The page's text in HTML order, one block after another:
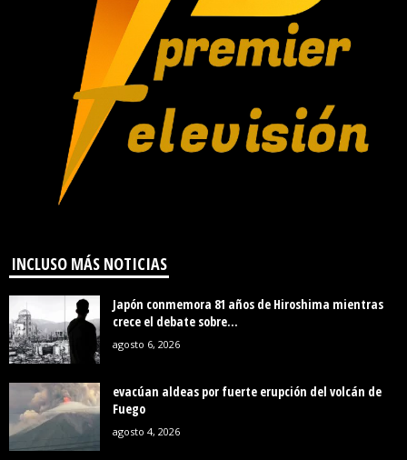
INCLUSO MÁS NOTICIAS
Japón conmemora 81 años de Hiroshima mientras
crece el debate sobre...
agosto 6, 2026
evacúan aldeas por fuerte erupción del volcán de
Fuego
agosto 4, 2026